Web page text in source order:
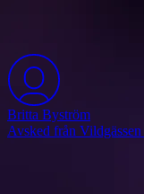
Britta Byström
Avsked från Vildgässen